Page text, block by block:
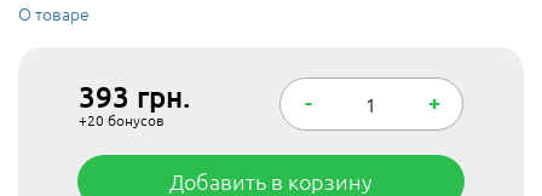
О товаре
393 грн.
+20 бонусов
- +
Добавить в корзину